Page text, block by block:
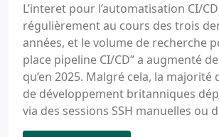
L’interet pour l’automatisation CI/
régulièrement au cours des trois
années, et le volume de recherche
place pipeline CI/CD” a augmenté
qu’en 2025. Malgré cela, la majorité
de développement britanniques
via des sessions SSH manuelles ou